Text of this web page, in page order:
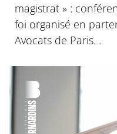
magistrat » :
foi organisé en
Avocats de Paris. .